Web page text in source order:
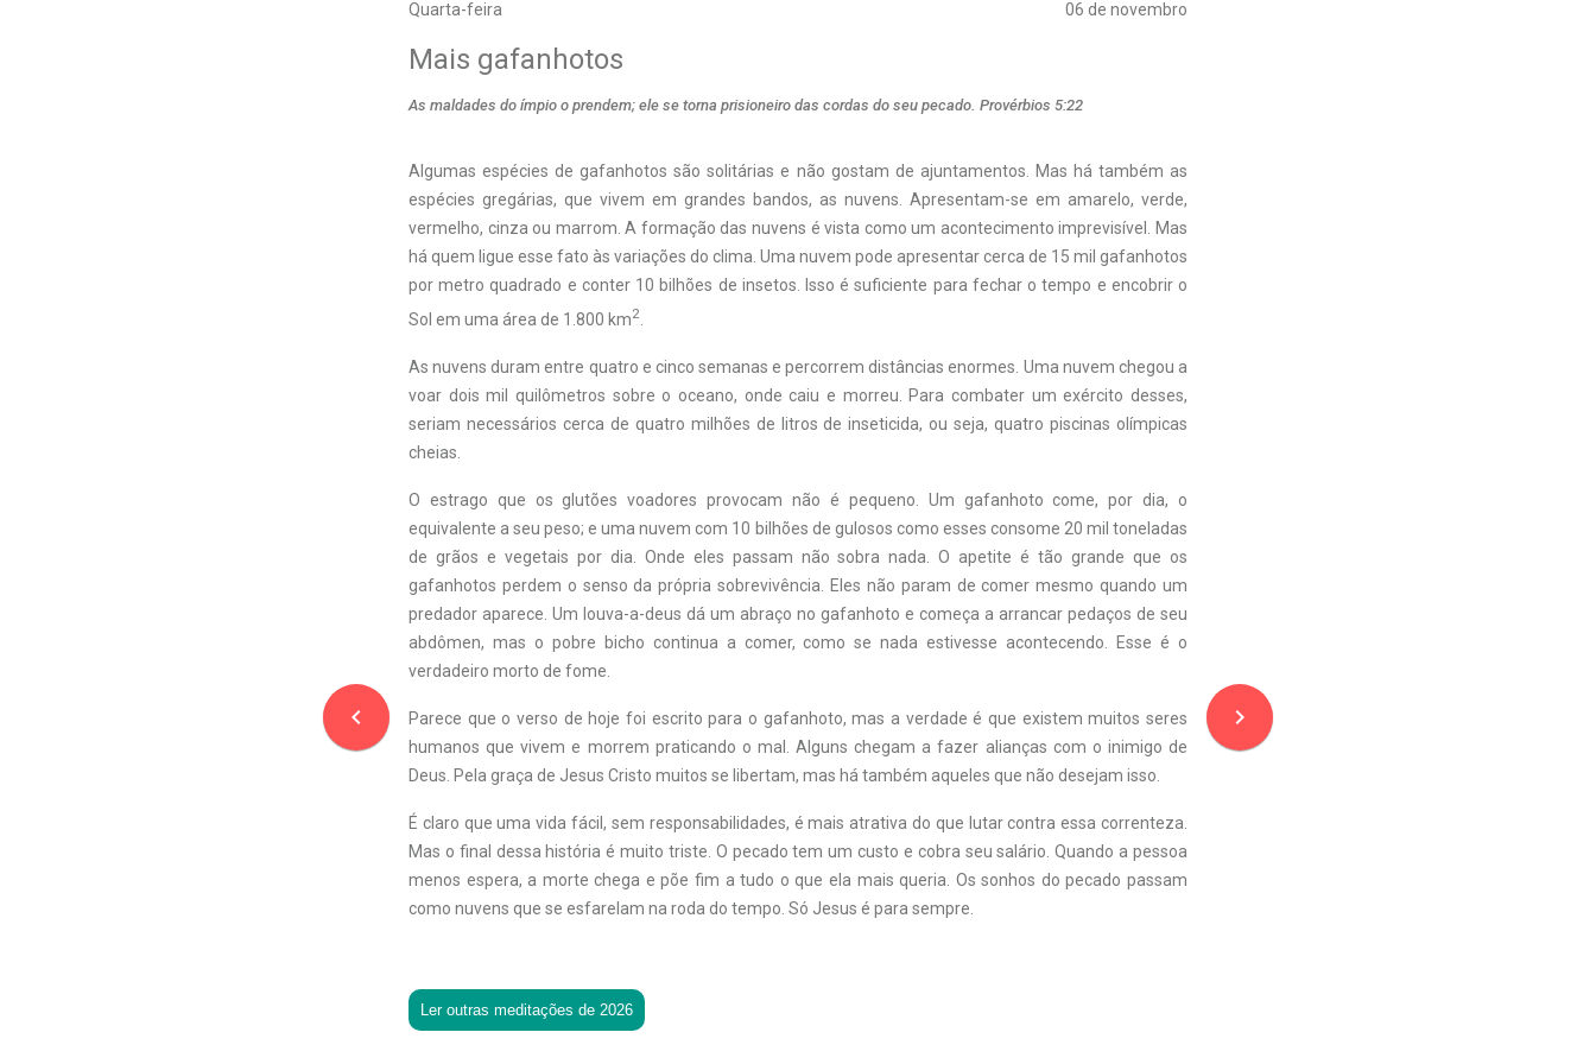
Quarta-feira 06 de novembro
navigate_before
Mais gafanhotos
As maldades do ímpio o prendem; ele se torna prisioneiro das cordas do seu pecado. Provérbios 5:22
Algumas espécies de gafanhotos são solitárias e não gostam de ajuntamentos. Mas há também as
espécies gregárias, que vivem em grandes bandos, as nuvens. Apresentam-se em amarelo, verde,
vermelho, cinza ou marrom. A formação das nuvens é vista como um acontecimento imprevisível. Mas
há quem ligue esse fato às variações do clima. Uma nuvem pode apresentar cerca de 15 mil gafanhotos
por metro quadrado e conter 10 bilhões de insetos. Isso é suficiente para fechar o tempo e encobrir o
Sol em uma área de 1.800 km2
As nuvens duram entre quatro e cinco semanas e percorrem distâncias enormes. Uma nuvem chegou a
voar dois mil quilômetros sobre o oceano, onde caiu e morreu. Para combater um exército desses,
seriam necessários cerca de quatro milhões de litros de inseticida, ou seja, quatro piscinas olímpicas
cheias.
O estrago que os glutões voadores provocam não é pequeno. Um gafanhoto come, por dia, o
equivalente a seu peso; e uma nuvem com 10 bilhões de gulosos como esses consome 20 mil toneladas
de grãos e vegetais por dia. Onde eles passam não sobra nada. O apetite é tão grande que os
gafanhotos perdem o senso da própria sobrevivência. Eles não param de comer mesmo quando um
predador aparece. Um louva-a-deus dá um abraço no gafanhoto e começa a arrancar pedaços de seu
abdômen, mas o pobre bicho continua a comer, como se nada estivesse acontecendo. Esse é o
verdadeiro morto de fome.
Parece que o verso de hoje foi escrito para o gafanhoto, mas a verdade é que existem muitos seres
humanos que vivem e morrem praticando o mal. Alguns chegam a fazer alianças com o inimigo de
Deus. Pela graça de Jesus Cristo muitos se libertam, mas há também aqueles que não desejam isso.
É claro que uma vida fácil, sem responsabilidades, é mais atrativa do que lutar contra essa correnteza.
Mas o final dessa história é muito triste. O pecado tem um custo e cobra seu salário. Quando a pessoa
menos espera, a morte chega e põe fim a tudo o que ela mais queria. Os sonhos do pecado passam
como nuvens que se esfarelam na roda do tempo. Só Jesus é para sempre.
Ler outras meditações de 2026
navigate_next